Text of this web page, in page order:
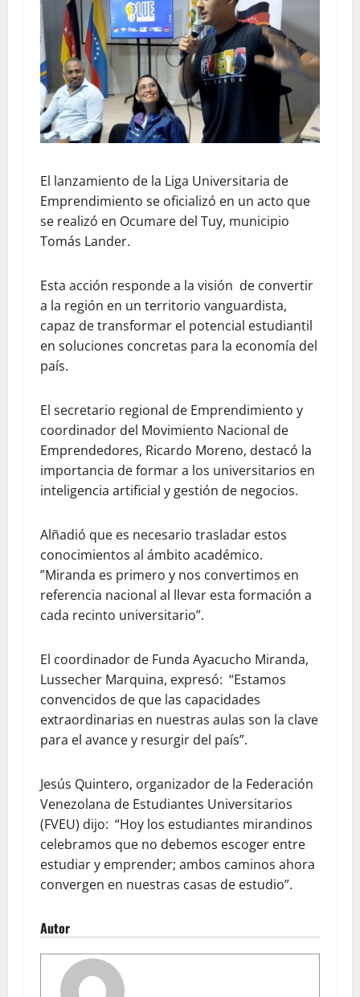
El lanzamiento de la Liga Universitaria de
Emprendimiento se oficializó en un acto que
se realizó en Ocumare del Tuy, municipio
Tomás Lander.
Esta acción responde a la visión de convertir
a la región en un territorio vanguardista,
capaz de transformar el potencial estudiantil
en soluciones concretas para la economía del
país.
El secretario regional de Emprendimiento y
coordinador del Movimiento Nacional de
Emprendedores, Ricardo Moreno, destacó la
importancia de formar a los universitarios en
inteligencia artificial y gestión de negocios.
Alñadió que es necesario trasladar estos
conocimientos al ámbito académico.
”Miranda es primero y nos convertimos en
referencia nacional al llevar esta formación a
cada recinto universitario”.
El coordinador de Funda Ayacucho Miranda,
Lussecher Marquina, expresó: “Estamos
convencidos de que las capacidades
extraordinarias en nuestras aulas son la clave
para el avance y resurgir del país”.
Jesús Quintero, organizador de la Federación
Venezolana de Estudiantes Universitarios
(FVEU) dijo: “Hoy los estudiantes mirandinos
celebramos que no debemos escoger entre
estudiar y emprender; ambos caminos ahora
convergen en nuestras casas de estudio”.
Autor